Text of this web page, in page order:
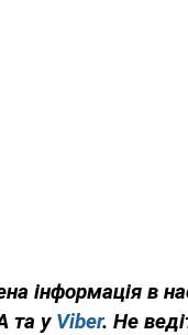
інформація в
та у Viber. Не